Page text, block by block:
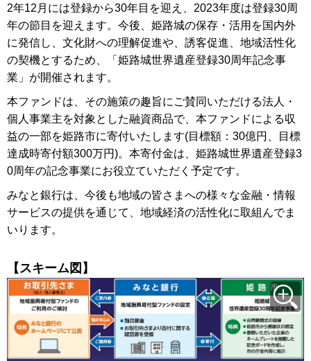
2年12月には登録から30年目を迎え、2023年度は登録30周
年の節目を迎えます。今後、姫路城の保存・活用を国内外
に発信し、文化財への理解促進や、誘客促進、地域活性化
の契機とするため、「姫路城世界遺産登録30周年記念事
業」が開催されます。
本ファンドは、その施策の趣旨にご賛同いただける法人・
個人事業主を対象とした融資商品で、本ファンドによる収
益の一部を姫路市に寄付いたします(目標額：30億円、目標
達成時寄付額300万円)。本寄付金は、姫路城世界遺産登録3
0周年の記念事業にお役立ていただく予定です。
みなと銀行は、今後も地域の皆さまへの様々な金融・情報
サービスの提供を通じて、地域経済の活性化に取組んでま
いります。
【スキーム図】